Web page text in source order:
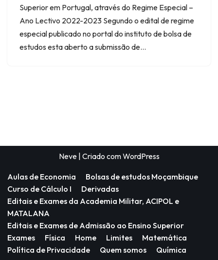
Superior em Portugal, através do Regime Especial –
Ano Lectivo 2022-2023 Segundo o edital de regime
especial publicado no portal do instituto de bolsa de
estudos esta aberto a submissão de…
Neve| Criado comWordPress
Aulas de Economia
Bolsas de estudos Moçambique
Curso de Cálculo I
Derivadas
Editais e Exames da Academia Militar, ACIPOL e
MATALANA
Editais e Exames de Admissão ao Ensino Superior
Exames
Física Home Limites
Matemática
Política de Privacidade
Quem somos Química